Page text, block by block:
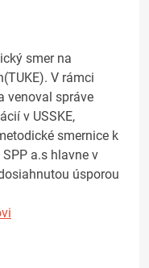
smer na
V rámci
venoval správe
v USSKE,
smernice k
a.s hlavne v
úsporou